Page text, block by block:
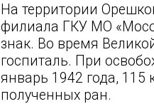
На территории
филиала ГКУ МО
знак. Во время
госпиталь. При
январь 1942 года,
полученных ран.